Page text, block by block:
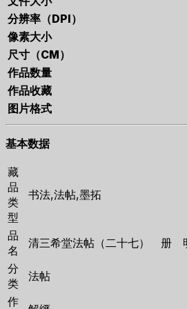
分辨率（DPI）
像素大小
尺寸（CM）
作品数量
作品收藏
图片格式
基本数据
藏
品
类
型
书法,法帖,墨拓
品
名
清三希堂法帖（二十七） 册
分
类
法帖
作